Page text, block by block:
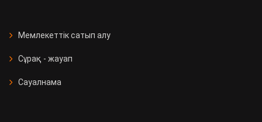
Мемлекеттік сатып алу
Сұрақ - жауап
Сауалнама